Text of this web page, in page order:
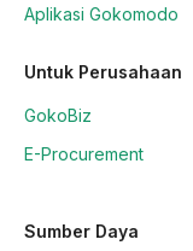
Aplikasi Gokomodo
Untuk Perusahaan
GokoBiz
E-Procurement
Sumber Daya